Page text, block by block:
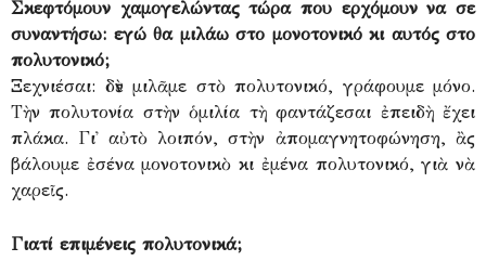
Σκεφτόμουν χαμογελώντας τώρα που ερχόμουν να σε
συναντήσω: εγώ θα μιλάω στο μονοτονικό κι αυτός στο
πολυτονικό;
Ξεχνιέσαι: δὲν μιλᾶμε στὸ πολυτονικό, γράφουμε μόνο.
Τὴν πολυτονία στὴν ὁμιλία τὴ φαντάζεσαι ἐπειδὴ ἔχει
πλάκα. Γι᾽ αὐτὸ λοιπόν, στὴν ἀπομαγνητοφώνηση, ἂς
βάλουμε ἐσένα μονοτονικὸ κι ἐμένα πολυτονικό, γιὰ νὰ
χαρεῖς.
Γιατί επιμένεις πολυτονικά;